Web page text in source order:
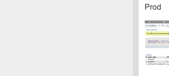
Prod